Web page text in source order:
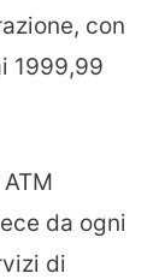
con
1999,99
da ogni
di